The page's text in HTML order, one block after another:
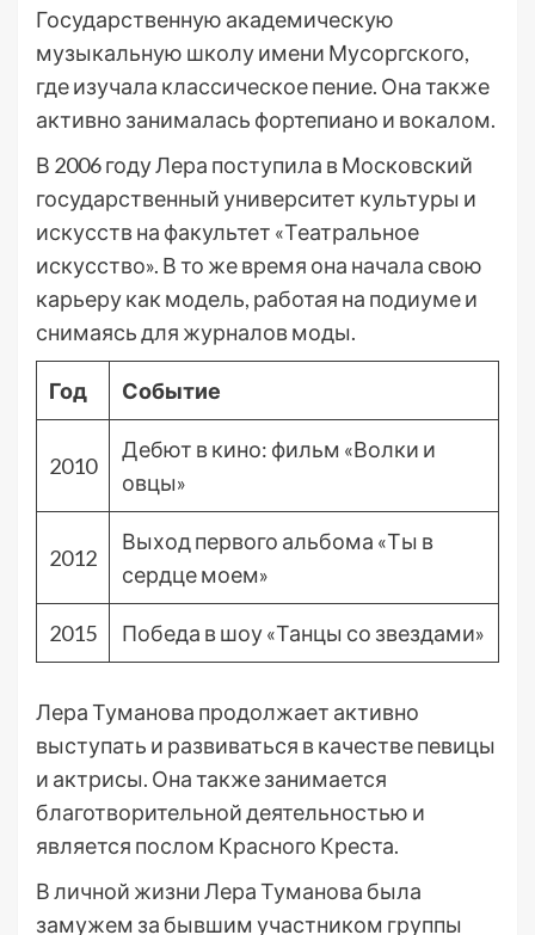
Государственную академическую
музыкальную школу имени Мусоргского,
где изучала классическое пение. Она также
активно занималась фортепиано и вокалом.
В 2006 году Лера поступила в Московский
государственный университет культуры и
искусств на факультет «Театральное
искусство». В то же время она начала свою
карьеру как модель, работая на подиуме и
снимаясь для журналов моды.
Год Событие
2010
Дебют в кино: фильм «Волки и
овцы»
2012
Выход первого альбома «Ты в
сердце моем»
2015 Победа в шоу «Танцы со звездами»
Лера Туманова продолжает активно
выступать и развиваться в качестве певицы
и актрисы. Она также занимается
благотворительной деятельностью и
является послом Красного Креста.
В личной жизни Лера Туманова была
замужем за бывшим участником группы